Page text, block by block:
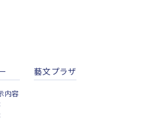
内容
藝文プラザ